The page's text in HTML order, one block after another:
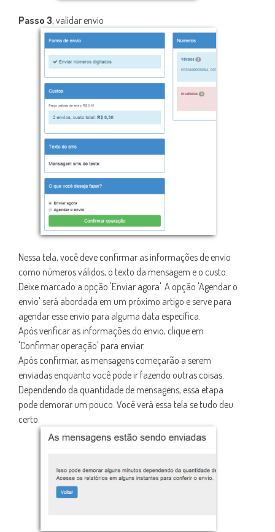
Passo 3, validar envio
Nessa tela, você deve confirmar as informações de envio
como números válidos, o texto da mensagem e o custo.
Deixe marcado a opção 'Enviar agora'. A opção 'Agendar o
envio' será abordada em um próximo artigo e serve para
agendar esse envio para alguma data específica.
Após verificar as informações do envio, clique em
'Confirmar operação' para enviar.
Após confirmar, as mensagens começarão a serem
enviadas enquanto você pode ir fazendo outras coisas.
Dependendo da quantidade de mensagens, essa etapa
pode demorar um pouco. Você verá essa tela se tudo deu
certo.